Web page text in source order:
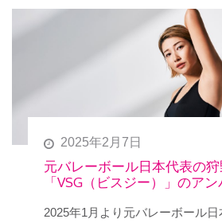
2025年2月7日
元バレーボール日本代表の
「VSG（ビスジー）」のア
2025年1月より元バレーボール